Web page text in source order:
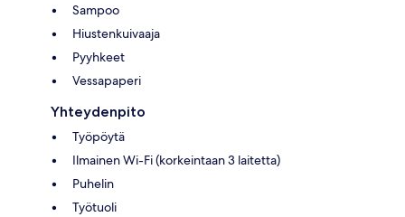
Sampoo
Hiustenkuivaaja
Pyyhkeet
Vessapaperi
Yhteydenpito
Työpöytä
Ilmainen Wi-Fi (korkeintaan 3 laitetta)
Puhelin
Työtuoli